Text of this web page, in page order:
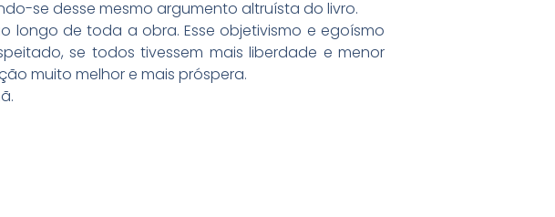
se desse mesmo argumento altruísta do livro.
longo de toda a obra. Esse objetivismo e egoísmo
se todos tivessem mais liberdade e menor
muito melhor e mais próspera.